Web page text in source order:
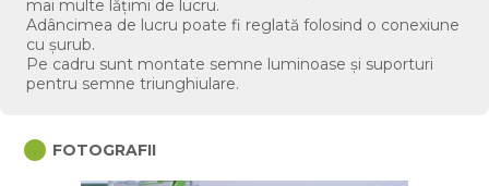
mai multe lățimi de lucru.
Adâncimea de lucru poate fi reglată folosind o conexiune
cu șurub.
Pe cadru sunt montate semne luminoase și suporturi
pentru semne triunghiulare.
circle FOTOGRAFII